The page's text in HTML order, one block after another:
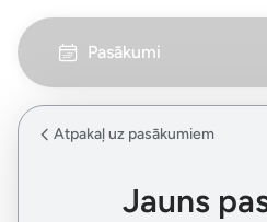
Pasākumi
Atpakaļ uz pasākumiem
Jauns